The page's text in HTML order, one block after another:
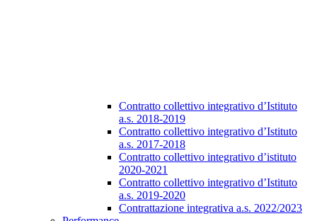
Contratto collettivo integrativo d’Istituto
a.s. 2018-2019
Contratto collettivo integrativo d’Istituto
a.s. 2017-2018
Contratto collettivo integrativo d’istituto
2020-2021
Contratto collettivo integrativo d’Istituto
a.s. 2019-2020
Contrattazione integrativa a.s. 2022/2023